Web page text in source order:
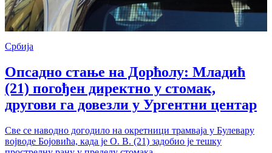
Србија
Опсадно стање на Дорћолу: Младић
(21) погођен директно у стомак,
другови га довезли у Ургентни центар
Све се наводно догодило на окретници трамваја у Булевару
војводе Бојовића, када је О. В. (21) задобио је тешку